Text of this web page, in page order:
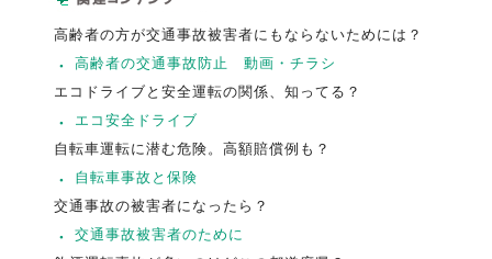
高齢者の方が交通事故被害者にもならないためには？
高齢者の交通事故防止 動画・チラシ
エコドライブと安全運転の関係、知ってる？
エコ安全ドライブ
自転車運転に潜む危険。高額賠償例も？
自転車事故と保険
交通事故の被害者になったら？
交通事故被害者のために